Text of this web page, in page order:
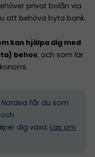
privat bolån via
att behöva byta bank.
kan hjälpa dig med
behov, och som lär
får du som
dig växa. Läs om